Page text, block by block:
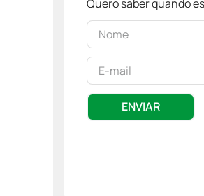
Quero saber quando
ENVIAR